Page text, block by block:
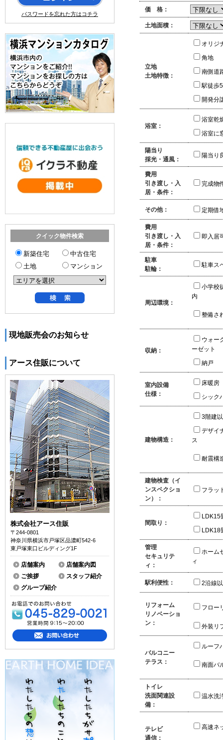
価 格：
土地面積：
立地
土地特徴：
オリジ
角地
南側道
駅徒歩
開発分
浴室：
浴室乾
浴室に
陽当り
採光・通風：
陽当り
費用
引き渡し・入
居・条件：
完成物
その他： 定期借
費用
引き渡し・入
居・条件：
即入居
駐車
駐輪：
駐車ス
周辺環境：
小学校
内
整備さ
収納：
ウォー
ーゼット
納戸
室内設備
仕様：
床暖房
シック
建物構造：
3階建
デザイ
ス
耐震構
建物検査（イ
ンスペクショ
ン）：
フラッ
間取り：
LDK15
LDK18
管理
セキュリテ
ィ：
ホーム
ィ
駅利便性： 2沿線
リフォーム
リノベーショ
ン：
フロー
外装リ
バルコニー
テラス：
ルーフ
南面バ
トイレ
洗面関連設
備：
温水洗
テレビ
通信：
高速ネ
パスワードを忘れた方はコチラ
クイック物件検索
新築住宅
中古住宅
土地
マンション
現地販売会のお知らせ
アース住販について
株式会社アース住販
〒244-0801
神奈川県横浜市戸塚区品濃町542-6
東戸塚東口ビルディング1F
店舗案内
店舗案内図
ご挨拶
スタッフ紹介
グループ紹介